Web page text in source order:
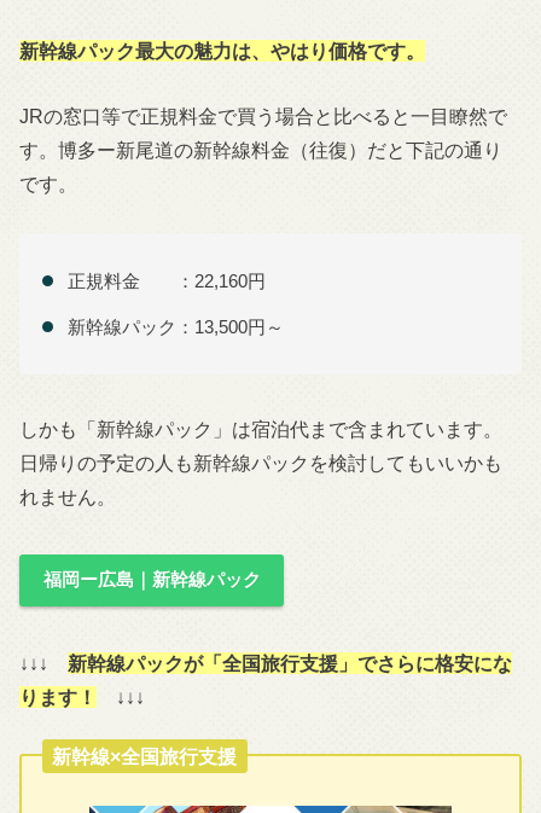
新幹線パック最大の魅力は、やはり価格です。
JRの窓口等で正規料金で買う場合と比べると一目瞭然で
す。博多ー新尾道の新幹線料金（往復）だと下記の通り
です。
正規料金 ：22,160円
新幹線パック：13,500円～
しかも「新幹線パック」は宿泊代まで含まれています。
日帰りの予定の人も新幹線パックを検討してもいいかも
れません。
福岡ー広島｜新幹線パック
↓↓↓ 新幹線パックが「全国旅行支援」でさらに格安にな
ります！
↓↓↓
新幹線×全国旅行支援